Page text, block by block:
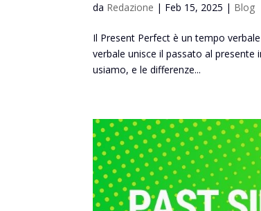
da Redazione | Feb 15, 2025 | Blog
Il Present Perfect è un tempo
verbale unisce il passato al
usiamo, e le differenze...